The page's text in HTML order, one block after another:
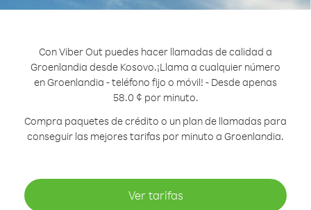
Con Viber Out puedes hacer llamadas de calidad a
Groenlandia desde Kosovo.¡Llama a cualquier número
en Groenlandia - teléfono fijo o móvil! - Desde apenas
58.0 ¢ por minuto.
Compra paquetes de crédito o un plan de llamadas para
conseguir las mejores tarifas por minuto a Groenlandia.
Ver tarifas